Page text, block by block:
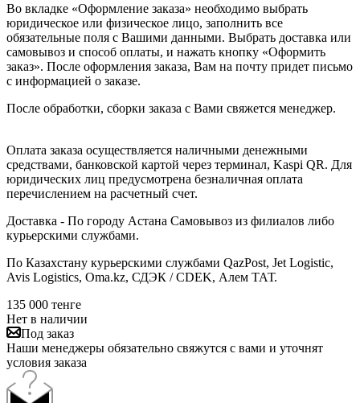
Во вкладке «Оформление заказа» необходимо выбрать
юридическое или физическое лицо, заполнить все
обязательные поля с Вашими данными. Выбрать доставка или
самовывоз и способ оплаты, и нажать кнопку «Оформить
заказ». После оформления заказа, Вам на почту придет письмо
с информацией о заказе.
После обработки, сборки заказа с Вами свяжется менеджер.
Оплата заказа осуществляется наличными денежными
средствами, банковской картой через терминал, Kaspi QR. Для
юридических лиц предусмотрена безналичная оплата
перечислением на расчетный счет.
Доставка - По городу Астана Самовывоз из филиалов либо
курьерскими службами.
По Казахстану курьерскими службами QazPost, Jet Logistic,
Avis Logistics, Oma.kz, СДЭК / CDEK, Алем ТАТ.
135 000 тенге
Нет в наличии
Под заказ
Наши менеджеры обязательно свяжутся с вами и уточнят
условия заказа